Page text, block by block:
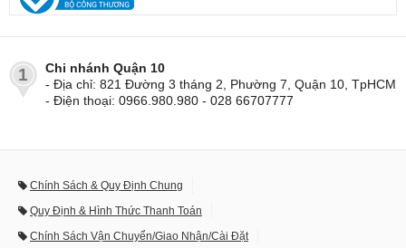
1
Chi nhánh Quận 10
- Địa chỉ: 821 Đường 3 tháng 2, Phường 7, Quận 10, TpHCM
- Điện thoại: 0966.980.980 - 028 66707777
Chính Sách & Quy Định Chung
Quy Định & Hình Thức Thanh Toán
Chính Sách Vận Chuyển/Giao Nhận/Cài Đặt